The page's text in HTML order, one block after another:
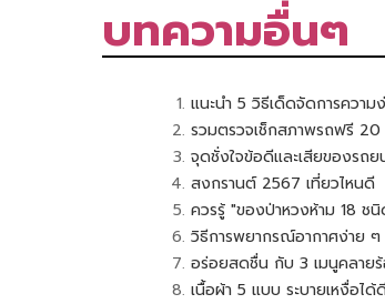
บทความอื่นๆ
แนะนำ 5 วิธีเด็ดจัดการควา
รวมตรวจเช็กสภาพรถฟรี
จุดชั่งใจข้อดีและเสียของรถ
สงกรานต์ 2567 เที่ยวไหนดี
ควรรู้ "ของป่าหวงห้าม 18 ช
วิธีการพยากรณ์อากาศง่าย
อร่อยสดชื่น กับ 3 เมนูคลาย
เนื้อผ้า 5 แบบ ระบายเหงื่อได้